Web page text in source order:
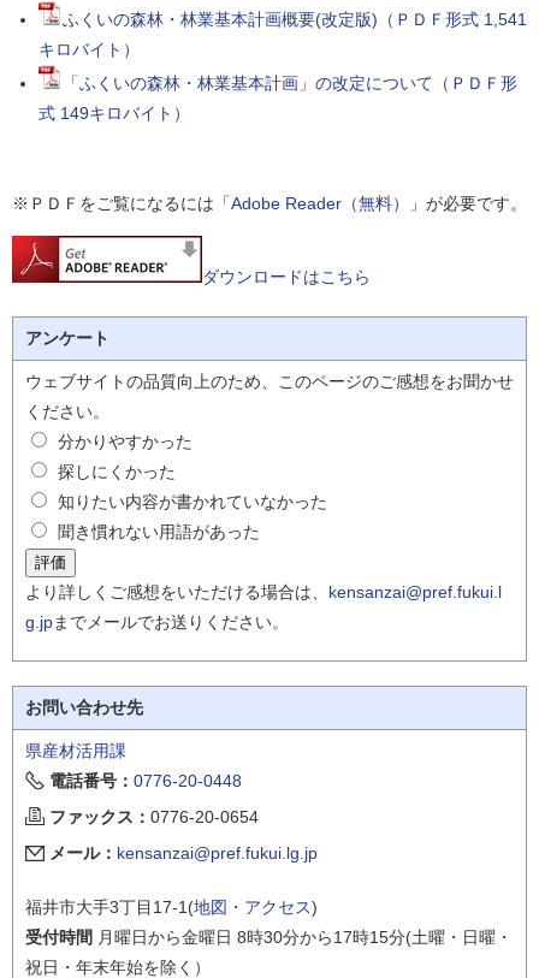
ふくいの森林・林業基本計画概要(改定版)（ＰＤＦ形式 1,541
キロバイト）
「ふくいの森林・林業基本計画」の改定について（ＰＤＦ形
式 149キロバイト）
※ＰＤＦをご覧になるには「Adobe Reader（無料） 」が必要です。
ダウンロードはこちら
アンケート
ウェブサイトの品質向上のため、このページのご感想をお聞かせ
ください。
分かりやすかった
探しにくかった
知りたい内容が書かれていなかった
聞き慣れない用語があった
より詳しくご感想をいただける場合は、 kensanzai@pref.fukui.l
g.jpまでメールでお送りください。
お問い合わせ先
県産材活用課
電話番号： 0776-20-0448
ファックス： 0776-20-0654
メール： kensanzai@pref.fukui.lg.jp
福井市大手3丁目17-1(地図・アクセス)
受付時間 月曜日から金曜日 8時30分から17時15分(土曜・日曜・
祝日・年末年始を除く）